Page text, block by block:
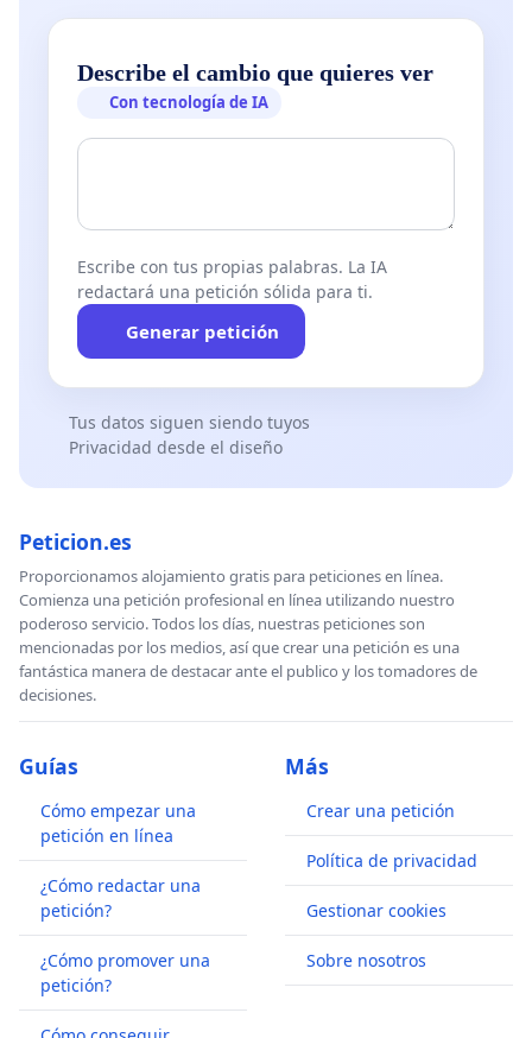
Describe el cambio que quieres ver
Con tecnología de IA
Escribe con tus propias palabras. La IA
redactará una petición sólida para ti.
Generar petición
Tus datos siguen siendo tuyos
Privacidad desde el diseño
Peticion.es
Proporcionamos alojamiento gratis para peticiones en línea.
Comienza una petición profesional en línea utilizando nuestro
poderoso servicio. Todos los días, nuestras peticiones son
mencionadas por los medios, así que crear una petición es una
fantástica manera de destacar ante el publico y los tomadores de
decisiones.
Guías
Cómo empezar una
petición en línea
¿Cómo redactar una
petición?
¿Cómo promover una
petición?
Más
Crear una petición
Política de privacidad
Gestionar cookies
Sobre nosotros